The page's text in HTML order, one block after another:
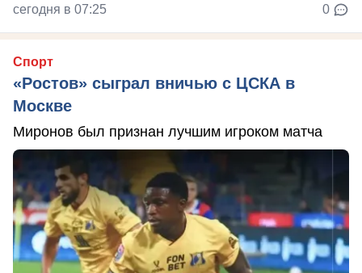
сегодня в 07:25 0
Спорт
«Ростов» сыграл вничью с ЦСКА в
Москве
Миронов был признан лучшим игроком матча